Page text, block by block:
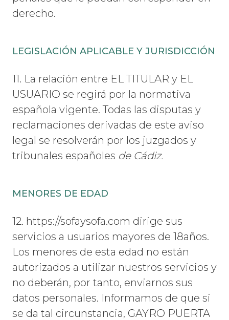
derecho.
LEGISLACIÓN APLICABLE Y JURISDICCIÓN
11. La relación entre EL TITULAR y EL
USUARIO se regirá por la normativa
española vigente. Todas las disputas y
reclamaciones derivadas de este aviso
legal se resolverán por los juzgados y
tribunales españoles de Cádiz.
MENORES DE EDAD
12. https://sofaysofa.com dirige sus
servicios a usuarios mayores de 18años.
Los menores de esta edad no están
autorizados a utilizar nuestros servicios y
no deberán, por tanto, enviarnos sus
datos personales. Informamos de que si
se da tal circunstancia, GAYRO PUERTA